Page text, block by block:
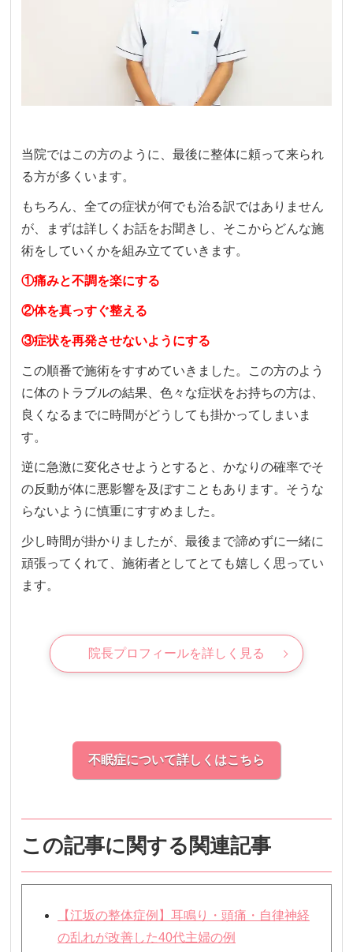
当院ではこの方のように、最後に整体に頼って来られ
る方が多くいます。
もちろん、全ての症状が何でも治る訳ではありません
が、まずは詳しくお話をお聞きし、そこからどんな施
術をしていくかを組み立てていきます。
①痛みと不調を楽にする
②体を真っすぐ整える
③症状を再発させないようにする
この順番で施術をすすめていきました。
この方のよう
に体のトラブルの結果、色々な症状をお持ちの方は、
良くなるまでに時間がどうしても掛かってしまいま
す。
逆に急激に変化させようとすると、かなりの確率でそ
の反動が体に悪影響を及ぼすこともあります。そうな
らないように慎重にすすめました。
少し時間が掛かりましたが、最後まで諦めずに一緒に
頑張ってくれて、施術者としてとても嬉しく思ってい
ます。
院長プロフィールを詳しく見る
不眠症について詳しくはこちら
この記事に関する関連記事
【江坂の整体症例】耳鳴り・頭痛・自律神経
の乱れが改善した40代主婦の例